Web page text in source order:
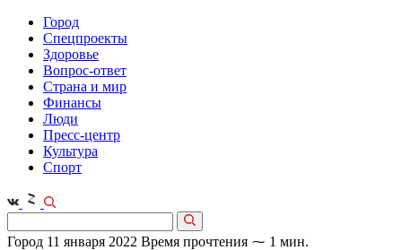
Город
Спецпроекты
Здоровье
Вопрос-ответ
Страна и мир
Финансы
Люди
Пресс-центр
Культура
Спорт
Город 11 января 2022 Время прочтения ⁓ 1 мин.